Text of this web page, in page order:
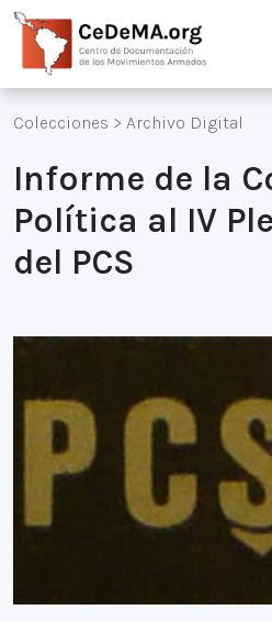
Colecciones > Archivo Digital
Informe de la
Política al IV
del PCS